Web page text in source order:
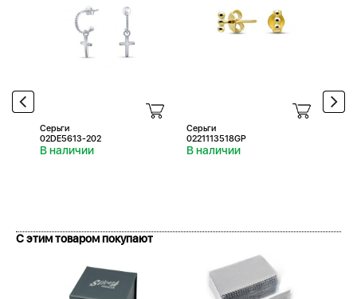
Серьги
02DE5613-202
В наличии
Серьги
0221113518GP
В наличии
С этим товаром покупают